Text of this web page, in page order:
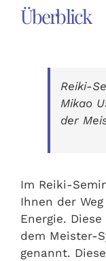
Überblick
Reiki-
Mikao
der
Im Reiki-
Ihnen der
Energie.
dem Meister-
genannt.